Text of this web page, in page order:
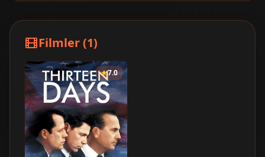
Filmler (1)
7.0